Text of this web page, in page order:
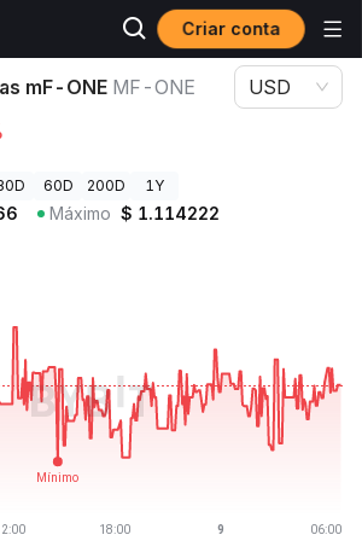
Criar conta
Preço de Midas mF-ONE MF-ONE
mF-ONE MF-ONE USD
60D 200D 1Y
Máximo $ 1.114222